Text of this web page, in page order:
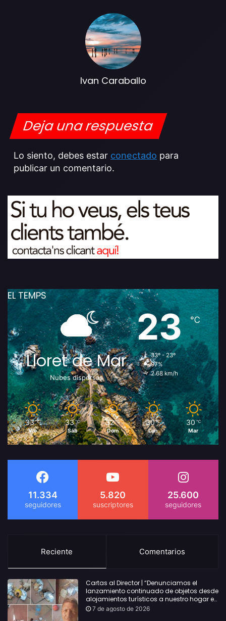
Ivan Caraballo
Deja una respuesta
Lo siento, debes estar conectado para
publicar un comentario.
EL TEMPS
Lloret de Mar
Nubes dispersas
23℃
33º - 23º
97%
2.68 km/h
33 ℃
Vie
33 ℃
Sáb
32 ℃
Dom
30 ℃
Lun
30 ℃
Mar
11.334 5.820 25.600
Reciente Comentarios
Cartas al Director | “Denunciamos el
lanzamiento continuado de objetos desde
alojamientos turísticos a nuestro hogar en
Lloret: Podría haber causado una
7 de agosto de 2026